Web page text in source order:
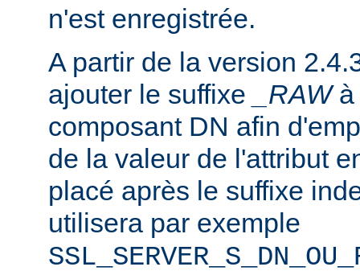
n'est enregistrée.
A partir de la version
ajouter le suffixe
_RAW
composant DN afin
de la valeur de l'attribut
placé après le suffixe
utilisera par exemple